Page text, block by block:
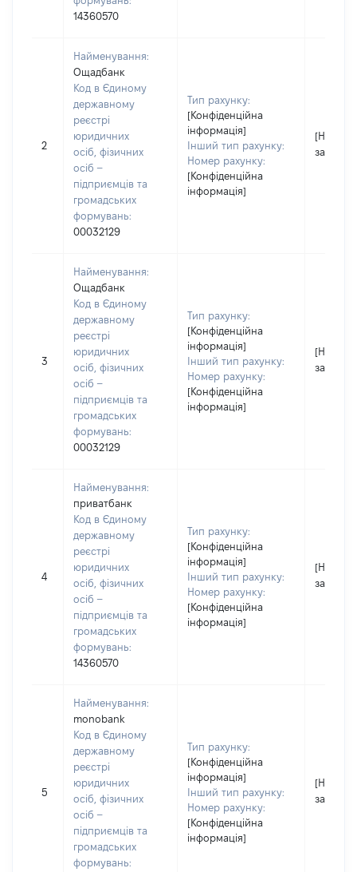
14360570
2
Найменування:
Ощадбанк
Код в Єдиному
державному
реєстрі
юридичних
осіб, фізичних
осіб –
підприємців та
громадських
формувань:
00032129
Тип рахунку:
[Конфіденційна
інформація]
Інший тип рахунку:
Номер рахунку:
[Конфіденційна
інформація]
[Не
3
Найменування:
Ощадбанк
Код в Єдиному
державному
реєстрі
юридичних
осіб, фізичних
осіб –
підприємців та
громадських
формувань:
00032129
Тип рахунку:
[Конфіденційна
інформація]
Інший тип рахунку:
Номер рахунку:
[Конфіденційна
інформація]
[Не
4
Найменування:
приватбанк
Код в Єдиному
державному
реєстрі
юридичних
осіб, фізичних
осіб –
підприємців та
громадських
формувань:
14360570
Тип рахунку:
[Конфіденційна
інформація]
Інший тип рахунку:
Номер рахунку:
[Конфіденційна
інформація]
[Не
5
Найменування:
monobank
Код в Єдиному
державному
реєстрі
юридичних
осіб, фізичних
осіб –
підприємців та
громадських
формувань:
Тип рахунку:
[Конфіденційна
інформація]
Інший тип рахунку:
Номер рахунку:
[Конфіденційна
інформація]
[Не